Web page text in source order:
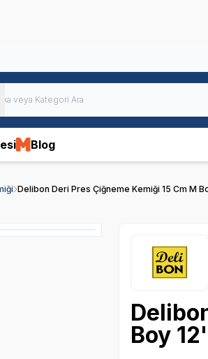
Blog
Delibon Deri Pres Çiğneme Kemiği 15 Cm M
Boy